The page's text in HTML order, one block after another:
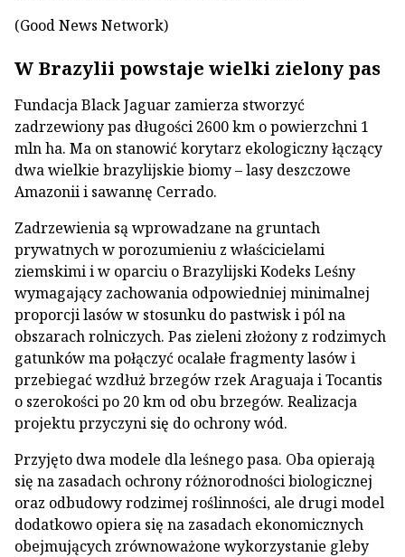
(Good News Network)
W Brazylii powstaje wielki zielony pas
Fundacja Black Jaguar zamierza stworzyć
zadrzewiony pas długości 2600 km o powierzchni 1
mln ha. Ma on stanowić korytarz ekologiczny łączący
dwa wielkie brazylijskie biomy – lasy deszczowe
Amazonii i sawannę Cerrado.
Zadrzewienia są wprowadzane na gruntach
prywatnych w porozumieniu z właścicielami
ziemskimi i w oparciu o Brazylijski Kodeks Leśny
wymagający zachowania odpowiedniej minimalnej
proporcji lasów w stosunku do pastwisk i pól na
obszarach rolniczych. Pas zieleni złożony z rodzimych
gatunków ma połączyć ocalałe fragmenty lasów i
przebiegać wzdłuż brzegów rzek Araguaja i Tocantis
o szerokości po 20 km od obu brzegów. Realizacja
projektu przyczyni się do ochrony wód.
Przyjęto dwa modele dla leśnego pasa. Oba opierają
się na zasadach ochrony różnorodności biologicznej
oraz odbudowy rodzimej roślinności, ale drugi model
dodatkowo opiera się na zasadach ekonomicznych
obejmujących zrównoważone wykorzystanie gleby